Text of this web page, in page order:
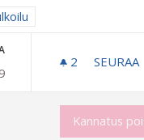
aihepiirin mukaan:
2 2
SEURAA
Kannatus